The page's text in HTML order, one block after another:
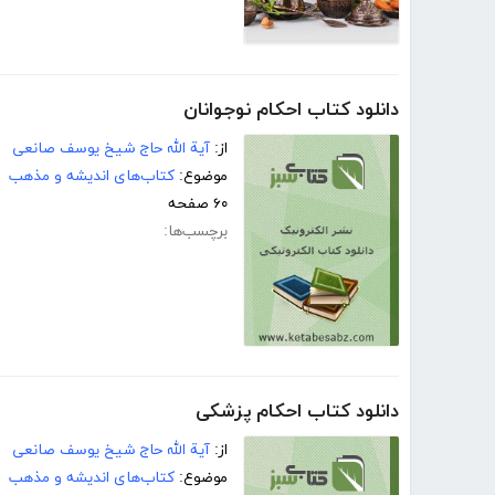
دانلود کتاب احكام نوجوانان
از: آیة الله حاج شیخ یوسف صانعی
موضوع: کتاب‌های اندیشه و مذهب
۶۰ صفحه
برچسب‌ها:
دانلود کتاب احكام پزشكی
از: آیة الله حاج شیخ یوسف صانعی
موضوع: کتاب‌های اندیشه و مذهب